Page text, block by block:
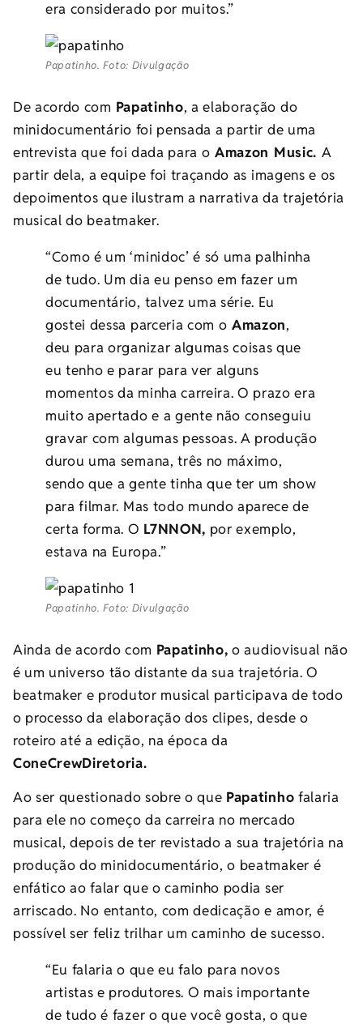
era considerado por muitos.”
Papatinho. Foto: Divulgação
De acordo com Papatinho, a elaboração do
minidocumentário foi pensada a partir de uma
entrevista que foi dada para o Amazon Music. A
partir dela, a equipe foi traçando as imagens e os
depoimentos que ilustram a narrativa da trajetória
musical do beatmaker.
“Como é um ‘minidoc’ é só uma palhinha
de tudo. Um dia eu penso em fazer um
documentário, talvez uma série. Eu
gostei dessa parceria com o Amazon,
deu para organizar algumas coisas que
eu tenho e parar para ver alguns
momentos da minha carreira. O prazo era
muito apertado e a gente não conseguiu
gravar com algumas pessoas. A produção
durou uma semana, três no máximo,
sendo que a gente tinha que ter um show
para filmar. Mas todo mundo aparece de
certa forma. O L7NNON, por exemplo,
estava na Europa.”
Papatinho. Foto: Divulgação
Ainda de acordo com Papatinho, o audiovisual não
é um universo tão distante da sua trajetória. O
beatmaker e produtor musical participava de todo
o processo da elaboração dos clipes, desde o
roteiro até a edição, na época da
ConeCrewDiretoria.
Ao ser questionado sobre o que Papatinho falaria
para ele no começo da carreira no mercado
musical, depois de ter revistado a sua trajetória na
produção do minidocumentário, o beatmaker é
enfático ao falar que o caminho podia ser
arriscado. No entanto, com dedicação e amor, é
possível ser feliz trilhar um caminho de sucesso.
“Eu falaria o que eu falo para novos
artistas e produtores. O mais importante
de tudo é fazer o que você gosta, o que